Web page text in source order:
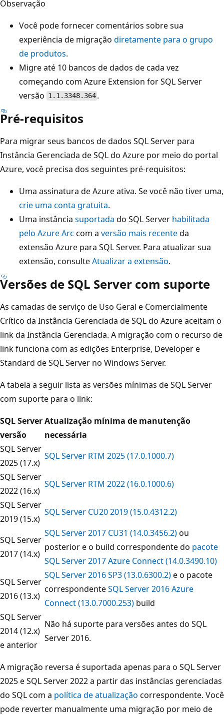
Observação
Você pode fornecer comentários sobre sua
experiência de migração diretamente para o grupo
de produtos.
Migre até 10 bancos de dados de cada vez
começando com Azure Extension for SQL Server
versão 1.1.3348.364 .
Pré-requisitos
Para migrar seus bancos de dados SQL Server para
Instância Gerenciada de SQL do Azure por meio do portal
Azure, você precisa dos seguintes pré-requisitos:
Uma assinatura de Azure ativa. Se você não tiver uma,
crie uma conta gratuita.
Uma instância suportada do SQL Server habilitada
pelo Azure Arc com a versão mais recenteda
extensão Azure para SQL Server. Para atualizar sua
extensão, consulteAtualizar a extensão.
Versões de SQL Server com suporte
As camadas de serviço de Uso Geral e Comercialmente
Crítico da Instância Gerenciada de SQL do Azure aceitam o
link da Instância Gerenciada. A migração com o recurso de
link funciona com as edições Enterprise, Developer e
Standard de SQL Server no Windows Server.
A tabela a seguir lista as versões mínimas de SQL Server
com suporte para o link:
SQL Server
versão
Atualização mínima de manutenção
necessária
SQL Server
2025 (17.x)
SQL Server RTM 2025 (17.0.1000.7)
SQL Server
2022 (16.x)
SQL Server RTM 2022 (16.0.1000.6)
SQL Server
2019 (15.x)
SQL Server CU20 2019 (15.0.4312.2)
SQL Server
2017 (14.x)
SQL Server 2017 CU31 (14.0.3456.2)ou
posterior e o build correspondente do pacote
SQL Server 2017 Azure Connect (14.0.3490.10)
SQL Server
2016 (13.x)
SQL Server 2016 SP3 (13.0.6300.2)e o pacote
correspondenteSQL Server 2016 Azure
Connect (13.0.7000.253) build
SQL Server
2014 (12.x)
e anterior
Não há suporte para versões antes do SQL
Server 2016.
A migração reversa é suportada apenas para o SQL Server
2025 e SQL Server 2022 a partir das instâncias gerenciadas
do SQL com a política de atualização correspondente. Você
pode reverter manualmente uma migração por meio de